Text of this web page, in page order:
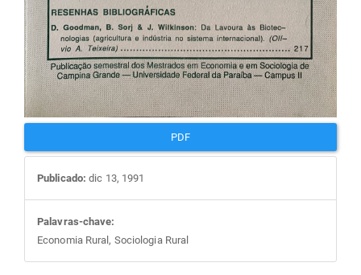
PDF
Publicado: dic 13, 1991
Palavras-chave:
Economia Rural, Sociologia Rural